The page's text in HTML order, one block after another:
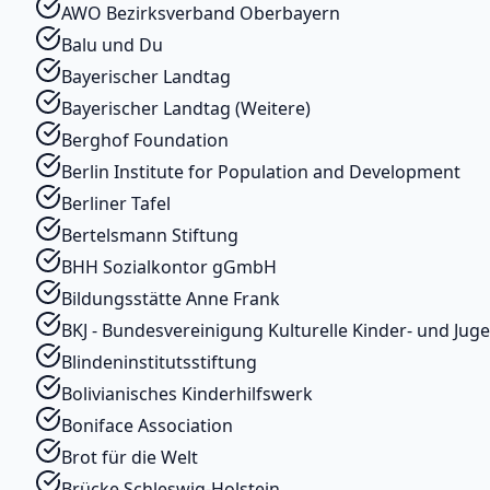
AWO Bezirksverband Oberbayern
Balu und Du
Bayerischer Landtag
Bayerischer Landtag (Weitere)
Berghof Foundation
Berlin Institute for Population and Development
Berliner Tafel
Bertelsmann Stiftung
BHH Sozialkontor gGmbH
Bildungsstätte Anne Frank
BKJ - Bundesvereinigung Kulturelle Kinder- und
Blindeninstitutsstiftung
Bolivianisches Kinderhilfswerk
Boniface Association
Brot für die Welt